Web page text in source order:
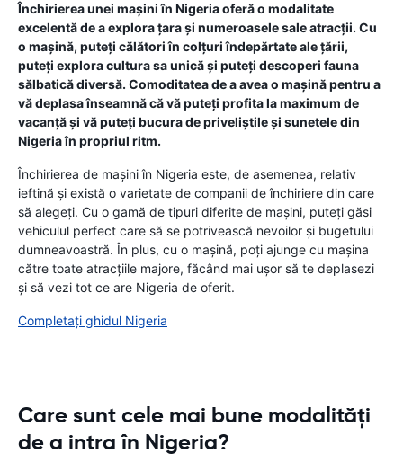
Închirierea unei mașini în Nigeria oferă o modalitate
excelentă de a explora țara și numeroasele sale atracții. Cu
o mașină, puteți călători în colțuri îndepărtate ale țării,
puteți explora cultura sa unică și puteți descoperi fauna
sălbatică diversă. Comoditatea de a avea o mașină pentru a
vă deplasa înseamnă că vă puteți profita la maximum de
vacanță și vă puteți bucura de priveliștile și sunetele din
Nigeria în propriul ritm.
Închirierea de mașini în Nigeria este, de asemenea, relativ
ieftină și există o varietate de companii de închiriere din care
să alegeți. Cu o gamă de tipuri diferite de mașini, puteți găsi
vehiculul perfect care să se potrivească nevoilor și bugetului
dumneavoastră. În plus, cu o mașină, poți ajunge cu mașina
către toate atracțiile majore, făcând mai ușor să te deplasezi
și să vezi tot ce are Nigeria de oferit.
Completați ghidul Nigeria
Care sunt cele mai bune modalități
de a intra în Nigeria?